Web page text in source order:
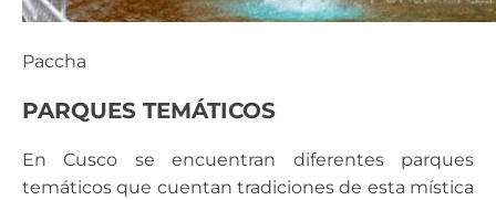
Paccha
PARQUES TEMÁTICOS
En Cusco se encuentran diferentes parques
temáticos que cuentan tradiciones de esta mística